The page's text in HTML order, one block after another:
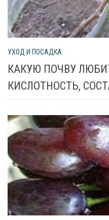
Цветы
Орхидея
Драцена
Рецепты
О сайте
УХОД И ПОСАДКА
КАКУЮ ПОЧВУ
КИСЛОТНОСТЬ,